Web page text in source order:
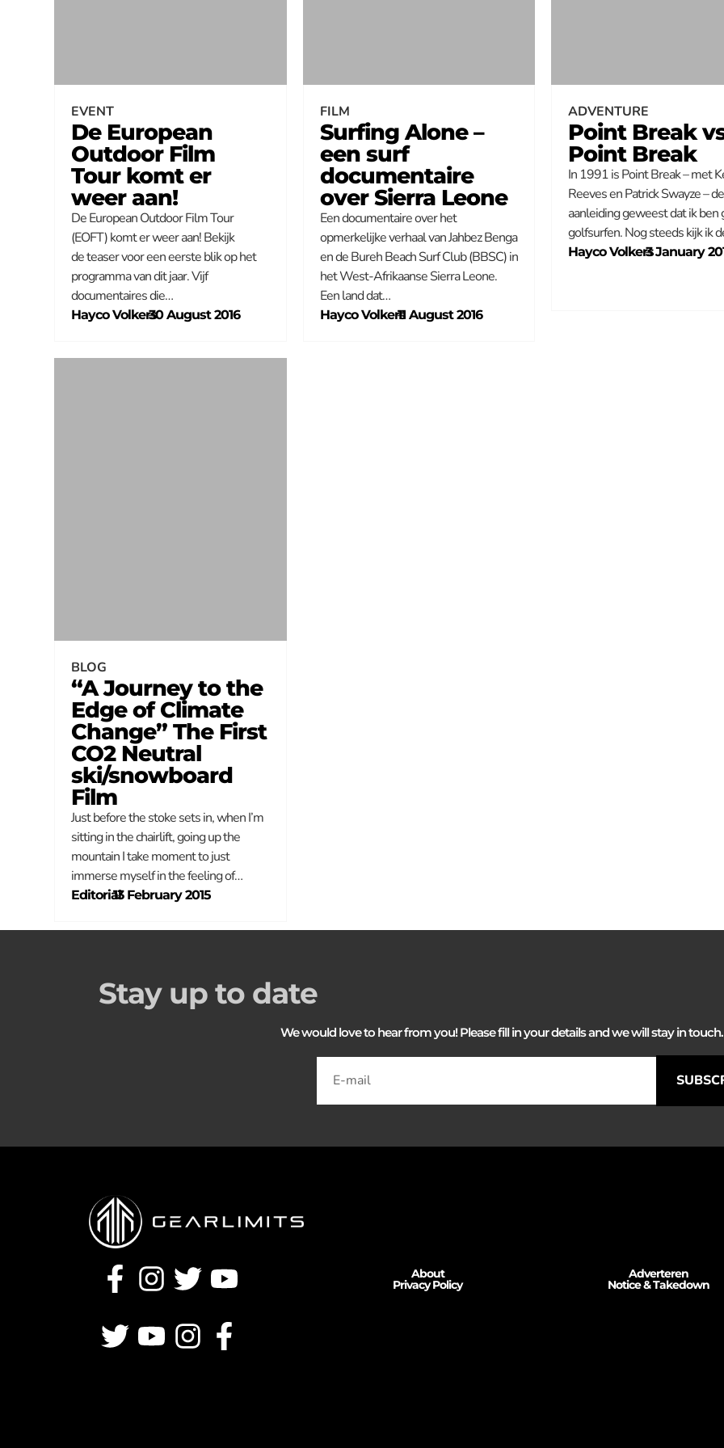
EVENT
De European
Outdoor Film
Tour komt er
weer aan!
De European Outdoor Film Tour
(EOFT) komt er weer aan! Bekijk
de teaser voor een eerste blik op het
programma van dit jaar. Vijf
documentaires die…
Hayco Volkers
–
30 August 2016
FILM
Surfing Alone –
een surf
documentaire
over Sierra Leone
Een documentaire over het
opmerkelijke verhaal van Jahbez Benga
en de Bureh Beach Surf Club (BBSC) in
het West-Afrikaanse Sierra Leone.
Een land dat…
Hayco Volkers
–
11 August 2016
ADVENTURE
Point Break
Point Break
In 1991 is Point Break – met
Reeves en Patrick Swayze – de
aanleiding geweest dat ik ben
golfsurfen. Nog steeds kijk ik
Hayco Volkers
–
3 January
BLOG
“A Journey to the
Edge of Climate
Change” The First
CO2 Neutral
ski/snowboard
Film
Just before the stoke sets in, when I’m
sitting in the chairlift, going up the
mountain I take moment to just
immerse myself in the feeling of…
Editorial
–
13 February 2015
Stay up to date
We would love to hear from you! Please fill in your details and we will stay in
About
Privacy Policy
Adverteren
Notice & Takedown